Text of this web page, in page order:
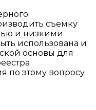
съемку
и низкими
использована и
основы для
по этому вопросу